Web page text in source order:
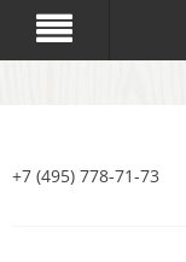
+7 (495) 778-71-73